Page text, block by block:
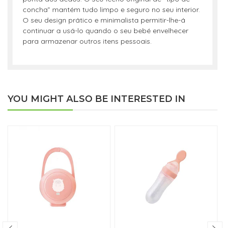
concha” mantém tudo limpo e seguro no seu interior.
O seu design prático e minimalista permitir-lhe-á
continuar a usá-lo quando o seu bebé envelhecer
para armazenar outros itens pessoais.
YOU MIGHT ALSO BE INTERESTED IN